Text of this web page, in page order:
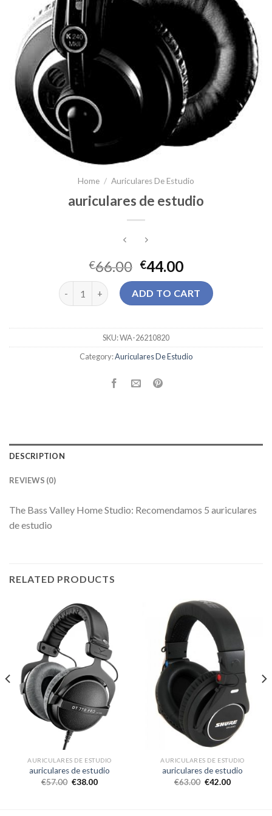
Home / Auriculares De Estudio
auriculares de estudio
€66.00 €44.00
auriculares de estudio quantity
ADD TO CART
SKU:WA-26210820
Category:Auriculares De Estudio
DESCRIPTION
REVIEWS (0)
The Bass Valley Home Studio: Recomendamos 5 auriculares
de estudio
RELATED PRODUCTS
AURICULARES DE ESTUDIO
auriculares de estudio
€57.00 €38.00
AURICULARES DE ESTUDIO
auriculares de estudio
€63.00 €42.00